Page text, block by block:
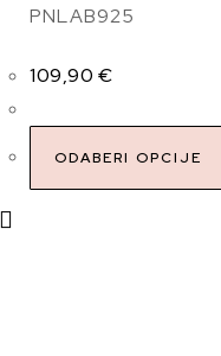
PNLAB925
109,90 €
ODABERI OPCIJE